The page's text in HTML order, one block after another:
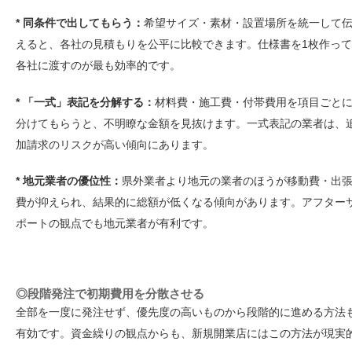
* 同条件で出してもらう： 希望サイズ・素材・設置場所を統一して伝
えると、各社の見積もりを公平に比較できます。仕様書を1枚作って
各社に渡すのが最も効率的です。
* 「一式」表記を分解する： 材料費・施工費・付帯費用を項目ごとに
分けてもらうと、不明瞭な金額を見抜けます。一式表記の業者は、
加請求のリスクが高い傾向にあります。
* 地元業者の優位性： 県外業者より地元の業者のほうが移動費・出張
費が抑えられ、結果的に総額が低くなる傾向があります。アフター
ポートの観点でも地元業者が有利です。
◎段階発注で初期費用を分散させる
全部を一度に発注せず、優先度の高いものから段階的に進める方法
有効です。資金繰りの観点からも、新規開業店にはこの方法が現実